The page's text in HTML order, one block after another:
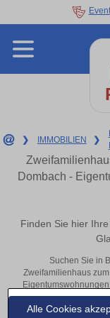
Alle Cookies
Event
❯ IMMOBILIEN ❯
Dombach -
Finden Sie hier
Suchen Sie in
Zweifamilienhaus
– hier finden Sie Ihre